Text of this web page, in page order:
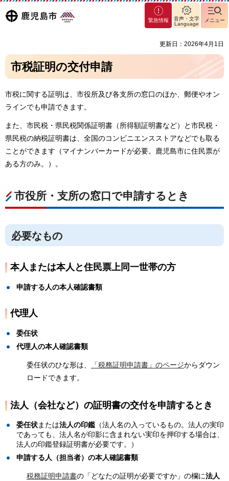
鹿児島
マグ
マシ
島市
緊急情報
音声・文字
Language
メニュー
更新日：2026年4月1日
市税証明の交付申請
市税に関する証明は、市役所及び各支所の窓口のほか、郵便やオン
ラインでも申請できます。
また、市民税・県民税関係証明書（所得額証明書など）と市民税・
県民税の納税証明書は、全国のコンビニエンスストアなどでも取る
ことができます（マイナンバーカードが必要。鹿児島市に住民票が
ある方のみ。）。
市役所・支所の窓口で申請するとき
必要なもの
本人または本人と住民票上同一世帯の方
申請する人の本人確認書類
代理人
委任状
代理人の本人確認書類
委任状のひな形は、 「税務証明申請書」のページからダウン
ロードできます。
法人（会社など）の証明書の交付を申請するとき
委任状または法人の印鑑 （法人名の入っているもの。法人の実印
であっても、法人名が印影に含まれない実印を押印する場合は、
法人の印鑑登録証明書が必要です。）
申請する人（担当者）の本人確認書類
税務証明申請書の「どなたの証明が必要ですか」の欄に法人